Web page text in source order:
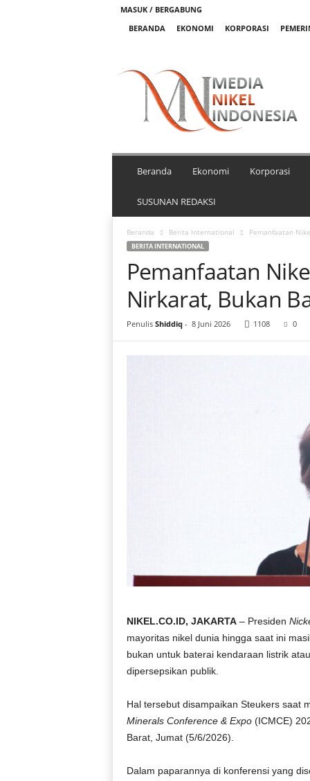
MASUK / BERGABUNG
BERANDA
EKONOMI KORPORASI
i
Beranda Ekonomi Korporasi
SUSUNAN REDAKSI
Beranda Berita International Pemanfaatan
BERITA INTERNATIONAL
Pemanfaatan
Nirkarat, Bukan
Penulis Shiddiq- 8 Juni 2026 1108 0
NIKEL.CO.ID, JAKARTA– Presiden
mayoritas nikel dunia hingga saat ini
bukan untuk baterai kendaraan listrik atau
dipersepsikan publik.
Hal tersebut disampaikan Steukers saat
Minerals Conference & Expo(ICMCE)
Barat, Jumat (5/6/2026).
Dalam paparannya di konferensi yang